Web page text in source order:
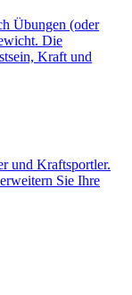
Übungen (oder
Die
Kraft und
und Kraftsportler.
Sie Ihre